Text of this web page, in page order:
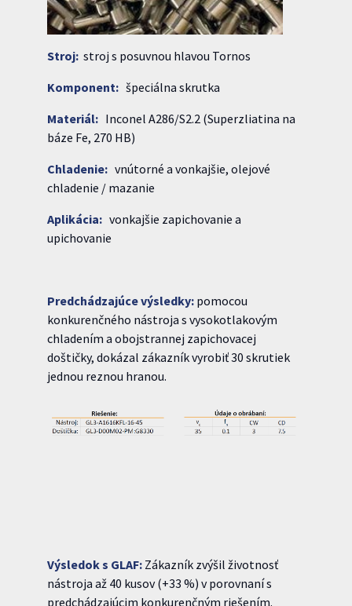
Stroj: stroj s posuvnou hlavou Tornos
Komponent: špeciálna skrutka
Materiál: Inconel A286/S2.2 (Superzliatina na
báze Fe, 270 HB)
Chladenie: vnútorné a vonkajšie, olejové
chladenie / mazanie
Aplikácia: vonkajšie zapichovanie a
upichovanie
Predchádzajúce výsledky: pomocou
konkurenčného nástroja s vysokotlakovým
chladením a obojstrannej zapichovacej
doštičky, dokázal zákazník vyrobiť 30 skrutiek
jednou reznou hranou.
Výsledok s GLAF: Zákazník zvýšil životnosť
nástroja až 40 kusov (+33 %) v porovnaní s
predchádzajúcim konkurenčným riešením.